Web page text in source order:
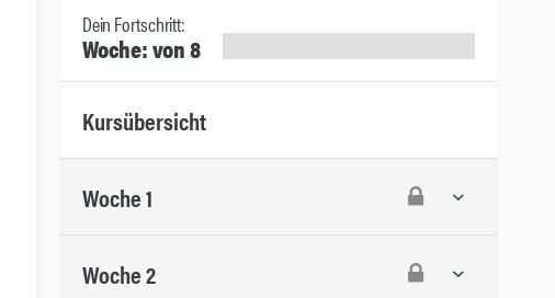
Dein Fortschritt:
Woche: von 8
Kursübersicht
Woche 1
Woche 2